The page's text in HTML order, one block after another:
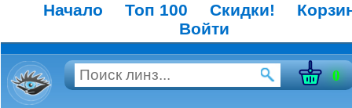
Начало Топ 100 Скидки!
Войти
0